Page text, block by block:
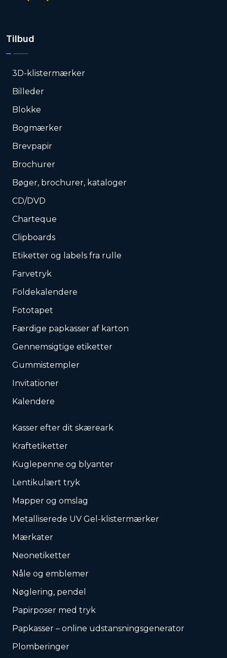
Tilbud
3D-klistermærker
Billeder
Blokke
Bogmærker
Brevpapir
Brochurer
Bøger, brochurer, kataloger
CD/DVD
Charteque
Clipboards
Etiketter og labels fra rulle
Farvetryk
Foldekalendere
Fototapet
Færdige papkasser af karton
Gennemsigtige etiketter
Gummistempler
Invitationer
Kalendere
Kasser efter dit skæreark
Kraftetiketter
Kuglepenne og blyanter
Lentikulært tryk
Mapper og omslag
Metalliserede UV Gel-klistermærker
Mærkater
Neonetiketter
Nåle og emblemer
Nøglering, pendel
Papirposer med tryk
Papkasser – online udstansningsgenerator
Plomberinger